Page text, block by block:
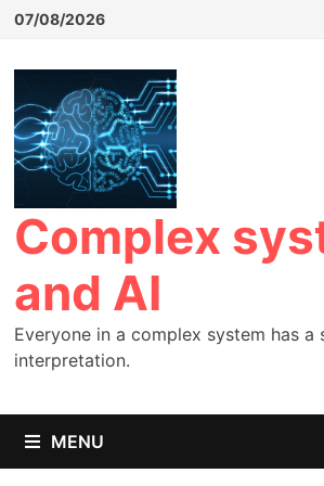
07/08/2026
Complex
and AI
Everyone in a complex system has
interpretation.
MENU